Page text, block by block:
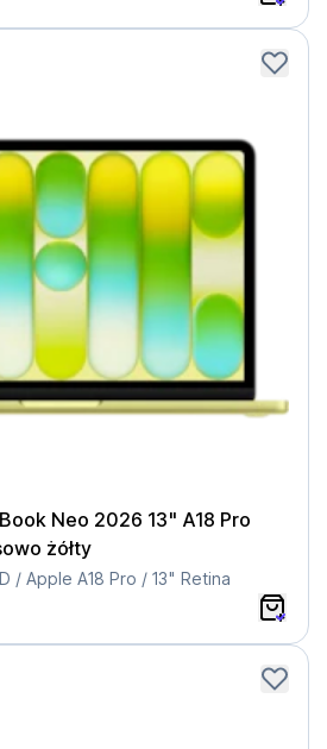
Neo 2026 13" A18 Pro
żółty
/ Apple A18 Pro / 13" Retina